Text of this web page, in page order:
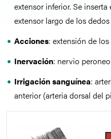
extensor inferior. Se
extensor largo de los dedos
Acciones: extensión de
Inervación: nervio
Irrigación sanguínea:
anterior (arteria dorsal del